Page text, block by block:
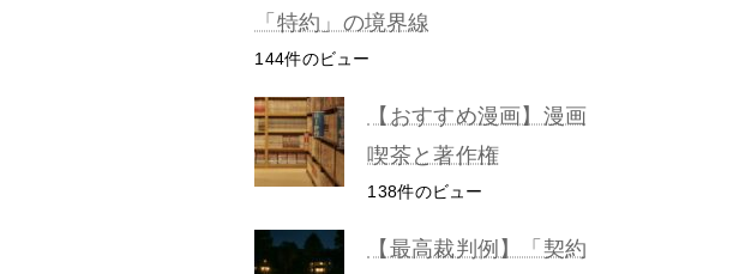
「特約」の境界線
144件のビュー
【おすすめ漫画】漫画
喫茶と著作権
138件のビュー
【最高裁判例】「契約